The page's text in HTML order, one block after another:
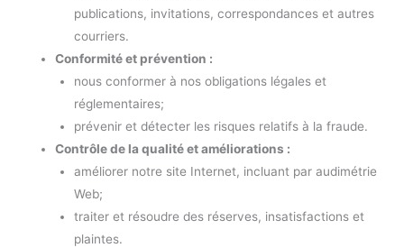
publications, invitations, correspondances et autres
courriers.
Conformité et prévention :
nous conformer à nos obligations légales et
réglementaires;
prévenir et détecter les risques relatifs à la fraude.
Contrôle de la qualité et améliorations :
améliorer notre site Internet, incluant par audimétrie
Web;
traiter et résoudre des réserves, insatisfactions et
plaintes.